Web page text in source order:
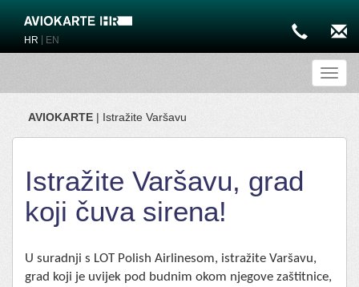
HR EN
AVIOKARTE | Istražite Varšavu
Istražite Varšavu, grad
koji čuva sirena!
U suradnji s LOT Polish Airlinesom, istražite Varšavu,
grad koji je uvijek pod budnim okom njegove zaštitnice,